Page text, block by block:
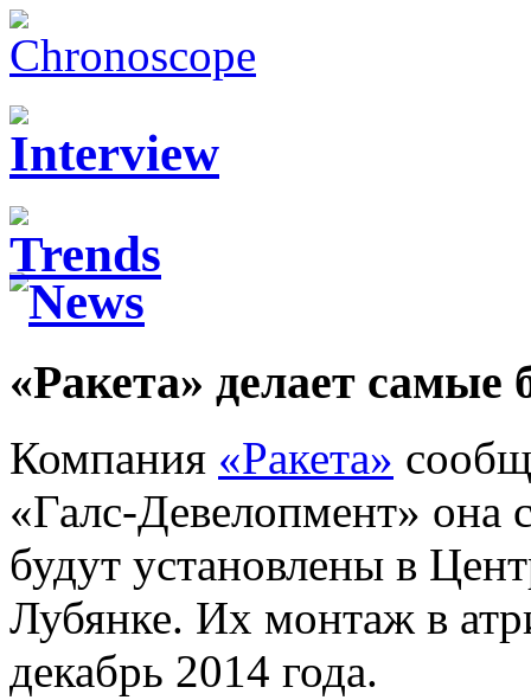
«Ракета» делает
Компания «Ракета»
«Галс-Девелопмент» она
будут установлены в
Лубянке. Их монтаж в
декабрь 2014 года.